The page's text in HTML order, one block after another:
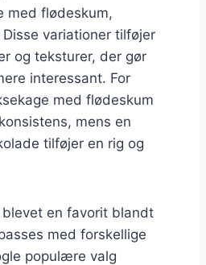
med flødeskum,
variationer tilføjer
og teksturer, der gør
interessant. For
med flødeskum
mens en
tilføjer en rig og
en favorit blandt
med forskellige
populære valg